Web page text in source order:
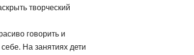
творческий
говорить и
На занятиях дети